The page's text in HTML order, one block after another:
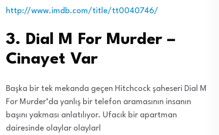
http://www.imdb.com/title/tt0040746/
3. Dial M For Murder –
Cinayet Var
Başka bir tek mekanda geçen Hitchcock şaheseri Dial M
For Murder’da yanlış bir telefon aramasının insanın
başını yakması anlatılıyor. Ufacık bir apartman
dairesinde olaylar olaylar!